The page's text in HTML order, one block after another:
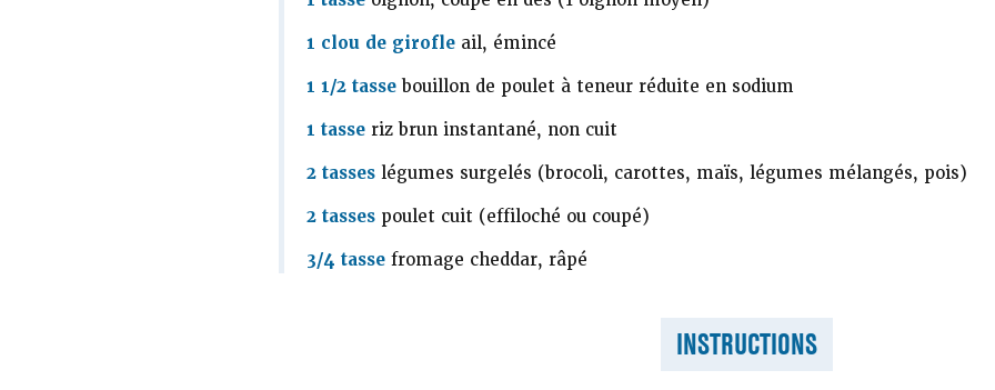
1 clou de girofle ail, émincé
1 1/2 tasse bouillon de poulet à teneur réduite en sodium
1 tasse riz brun instantané, non cuit
2 tasses légumes surgelés (brocoli, carottes, maïs, légumes mélangés, pois)
2 tasses poulet cuit (effiloché ou coupé)
3/4 tasse fromage cheddar, râpé
INSTRUCTIONS